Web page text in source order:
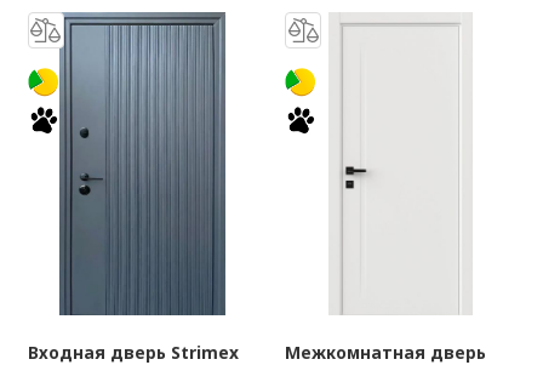
Входная дверь Strimex
Межкомнатная дверь